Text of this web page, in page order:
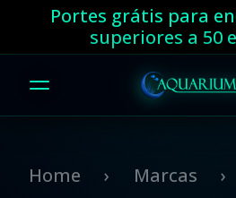
Portes grátis para
superiores a 50
Home Marcas